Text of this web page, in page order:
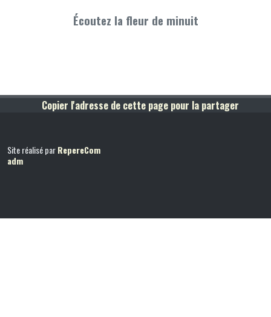
Écoutez la fleur de minuit
Copier l'adresse de cette page pour la partager
Site réalisé parRepereCom
adm